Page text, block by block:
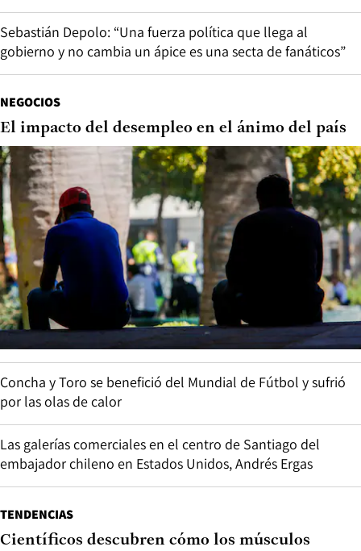
Sebastián Depolo: “Una fuerza política que llega al
gobierno y no cambia un ápice es una secta de fanáticos”
NEGOCIOS
El impacto del desempleo en el ánimo del país
Concha y Toro se benefició del Mundial de Fútbol y sufrió
por las olas de calor
Las galerías comerciales en el centro de Santiago del
embajador chileno en Estados Unidos, Andrés Ergas
TENDENCIAS
Científicos descubren cómo los músculos